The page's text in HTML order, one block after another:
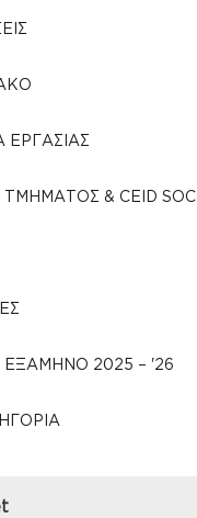
& CEID
ΕΞΆΜΗΝΟ 2025 – '26